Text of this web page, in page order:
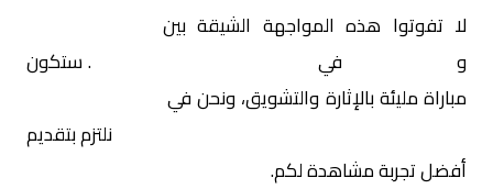
لا تفوتوا هذه المواجهة الشيقة بين
و
في
. ستكون
مباراة مليئة بالإثارة والتشويق، ونحن في
نلتزم بتقديم
أفضل تجربة مشاهدة لكم.